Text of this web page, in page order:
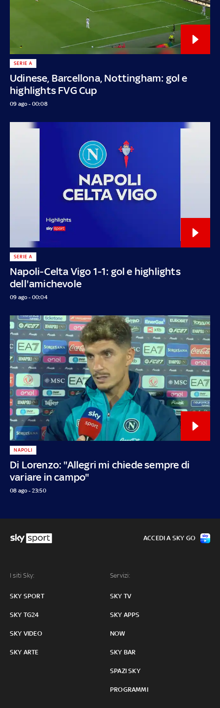
Udinese, Barcellona, Nottingham: gol e
highlights FVG Cup
SERIE A
09 ago - 00:08
Napoli-Celta Vigo 1-1: gol e highlights
dell'amichevole
SERIE A
09 ago - 00:04
Di Lorenzo: "Allegri mi chiede sempre di
variare in campo"
NAPOLI
08 ago - 23:50
I siti Sky:
SKY SPORT
SKY TG24
SKY VIDEO
SKY ARTE
Servizi:
SKY TV
SKY APPS
NOW
SKY BAR
SPAZI SKY
PROGRAMMI
ACCEDI A SKY GO